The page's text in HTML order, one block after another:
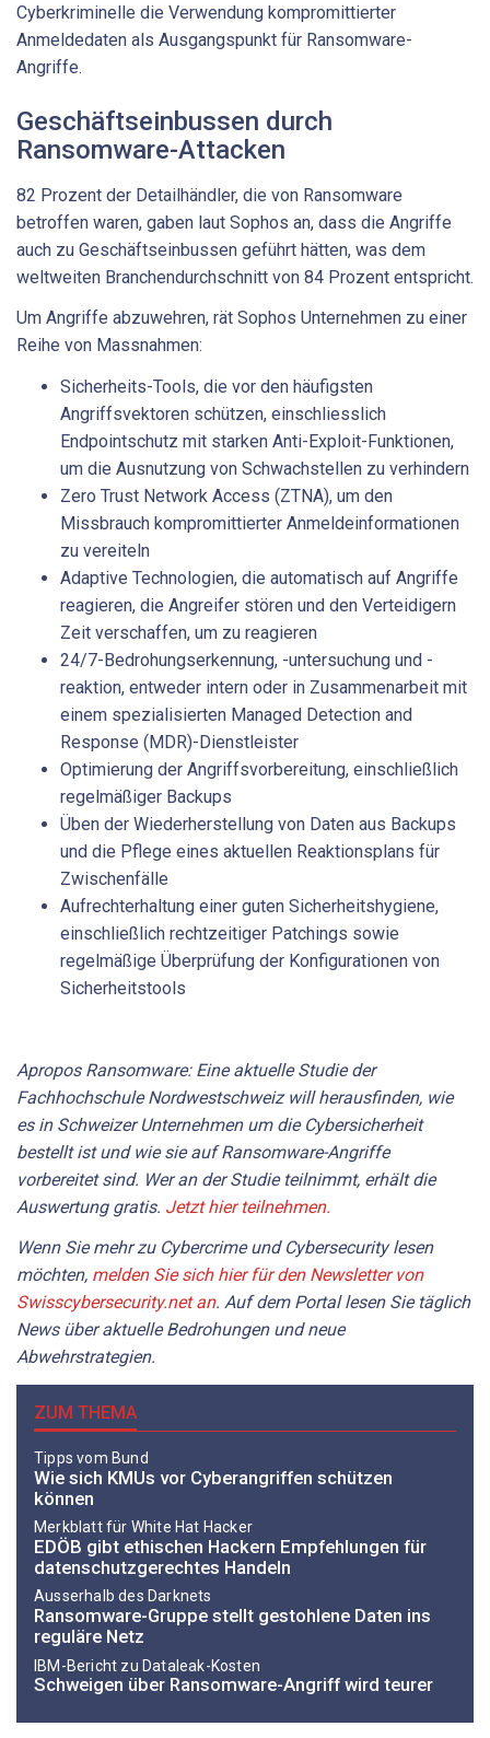
Cyberkriminelle die Verwendung kompromittierter
Anmeldedaten als Ausgangspunkt für Ransomware-
Angriffe.
Geschäftseinbussen durch
Ransomware-Attacken
82 Prozent der Detailhändler, die von Ransomware
betroffen waren, gaben laut Sophos an, dass die Angriffe
auch zu Geschäftseinbussen geführt hätten, was dem
weltweiten Branchendurchschnitt von 84 Prozent entspricht.
Um Angriffe abzuwehren, rät Sophos Unternehmen zu einer
Reihe von Massnahmen:
Sicherheits-Tools, die vor den häufigsten
Angriffsvektoren schützen, einschliesslich
Endpointschutz mit starken Anti-Exploit-Funktionen,
um die Ausnutzung von Schwachstellen zu verhindern
Zero Trust Network Access (ZTNA), um den
Missbrauch kompromittierter Anmeldeinformationen
zu vereiteln
Adaptive Technologien, die automatisch auf Angriffe
reagieren, die Angreifer stören und den Verteidigern
Zeit verschaffen, um zu reagieren
24/7-Bedrohungserkennung, -untersuchung und -
reaktion, entweder intern oder in Zusammenarbeit mit
einem spezialisierten Managed Detection and
Response (MDR)-Dienstleister
Optimierung der Angriffsvorbereitung, einschließlich
regelmäßiger Backups
Üben der Wiederherstellung von Daten aus Backups
und die Pflege eines aktuellen Reaktionsplans für
Zwischenfälle
Aufrechterhaltung einer guten Sicherheitshygiene,
einschließlich rechtzeitiger Patchings sowie
regelmäßige Überprüfung der Konfigurationen von
Sicherheitstools
Apropos Ransomware: Eine aktuelle Studie der
Fachhochschule Nordwestschweiz will herausfinden, wie
es in Schweizer Unternehmen um die Cybersicherheit
bestellt ist und wie sie auf Ransomware-Angriffe
vorbereitet sind. Wer an der Studie teilnimmt, erhält die
Auswertung gratis. Jetzt hier teilnehmen.
Wenn Sie mehr zu Cybercrime und Cybersecurity lesen
möchten, melden Sie sich hier für den Newsletter von
Swisscybersecurity.net an. Auf dem Portallesen Sie täglich
News über aktuelle Bedrohungen und neue
Abwehrstrategien.
ZUM THEMA
Tipps vom Bund
Wie sich KMUs vor Cyberangriffen schützen
können
Merkblatt für White Hat Hacker
EDÖB gibt ethischen Hackern Empfehlungen für
datenschutzgerechtes Handeln
Ausserhalb des Darknets
Ransomware-Gruppe stellt gestohlene Daten ins
reguläre Netz
IBM-Bericht zu Dataleak-Kosten
Schweigen über Ransomware-Angriff wird teurer